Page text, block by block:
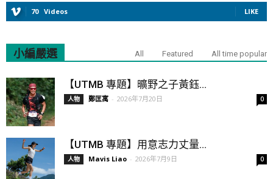
70 Videos LIKE
小編嚴選 All Featured All time popular
【UTMB 專題】曠野之子黃鈺...
人物 鄭匡寓 - 2026年7月20日 0
【UTMB 專題】用意志力丈量...
人物 Mavis Liao - 2026年7月9日 0